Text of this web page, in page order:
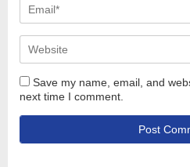
Save my name, email, and
next time I comment.